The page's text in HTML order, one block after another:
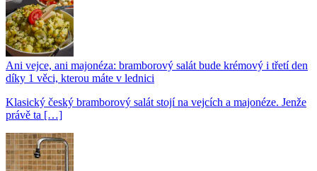
Ani vejce, ani majonéza: bramborový salát bude krémový i třetí den
díky 1 věci, kterou máte v lednici
Klasický český bramborový salát stojí na vejcích a majonéze. Jenže
právě ta […]